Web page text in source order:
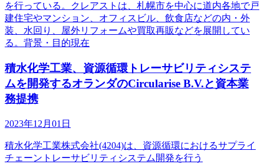
を行っている。クレアストは、札幌市を中心に道内各地で戸
建住宅やマンション、オフィスビル、飲食店などの内・外
装、水回り、屋外リフォームや買取再販などを展開してい
る。背景・目的現在
積水化学工業、資源循環トレーサビリティシステ
ムを開発するオランダのCircularise B.V.と資本業
務提携
2023年12月01日
積水化学工業株式会社(4204)は、資源循環におけるサプライ
チェーントレーサビリティシステム開発を行う